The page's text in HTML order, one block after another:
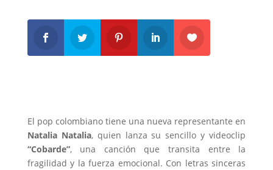
El pop colombiano tiene una nueva representante en
Natalia Natalia, quien lanza su sencillo y videoclip
“Cobarde”, una canción que transita entre la
fragilidad y la fuerza emocional. Con letras sinceras